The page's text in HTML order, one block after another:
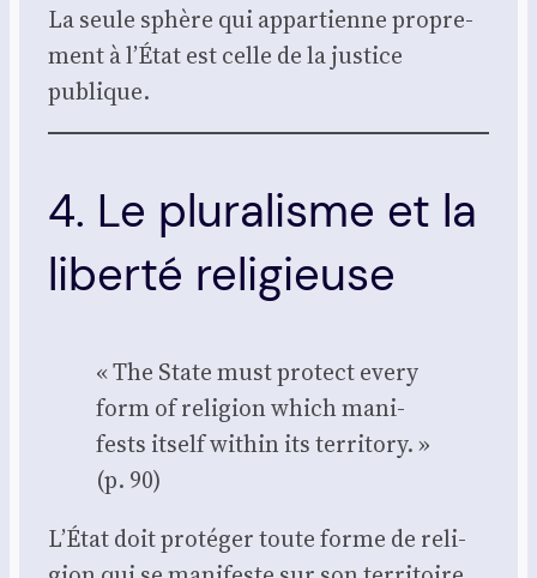
La seule sphère qui appar­tienne pro­pre­
ment à l’État est celle de la jus­tice
publique.
4. Le pluralisme et la
liberté religieuse
« The State must pro­tect eve­ry
form of reli­gion which mani­
fests itself within its ter­ri­to­ry. »
(p. 90)
L’État doit pro­té­ger toute forme de reli­